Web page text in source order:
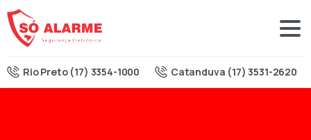
Rio Preto (17) 3354-1000 Catanduva (17) 3531-2620